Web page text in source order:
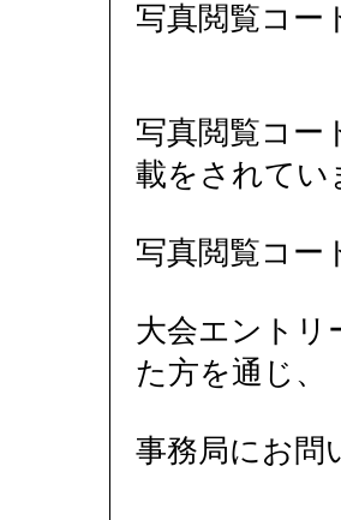
写真閲覧コー
写真閲覧コー
載をされてい
写真閲覧コー
大会エントリ
た方を通じ、
事務局にお問